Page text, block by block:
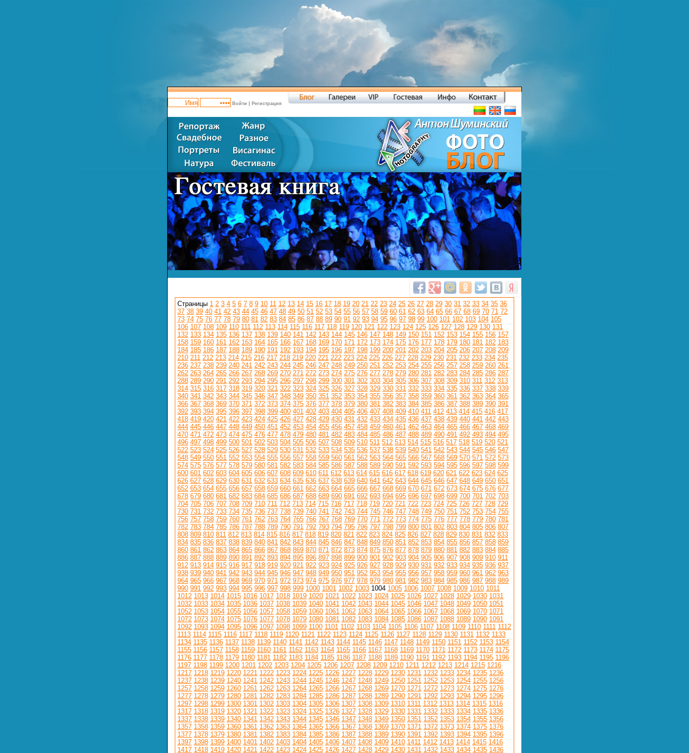
Войти Регистрация
Страницы 1 2 3 4 5 6 7 8 9 10 11 12 13 14 15 16 17 18 19 20 21 22 23 24 25 26 27 28 29 30 31 32 33 34 35 36
37 38 39 40 41 42 43 44 45 46 47 48 49 50 51 52 53 54 55 56 57 58 59 60 61 62 63 64 65 66 67 68 69 70 71 72
73 74 75 76 77 78 79 80 81 82 83 84 85 86 87 88 89 90 91 92 93 94 95 96 97 98 99 100 101 102 103 104 105
106 107 108 109 110 111 112 113 114 115 116 117 118 119 120 121 122 123 124 125 126 127 128 129 130 131
132 133 134 135 136 137 138 139 140 141 142 143 144 145 146 147 148 149 150 151 152 153 154 155 156 157
158 159 160 161 162 163 164 165 166 167 168 169 170 171 172 173 174 175 176 177 178 179 180 181 182 183
184 185 186 187 188 189 190 191 192 193 194 195 196 197 198 199 200 201 202 203 204 205 206 207 208 209
210 211 212 213 214 215 216 217 218 219 220 221 222 223 224 225 226 227 228 229 230 231 232 233 234 235
236 237 238 239 240 241 242 243 244 245 246 247 248 249 250 251 252 253 254 255 256 257 258 259 260 261
262 263 264 265 266 267 268 269 270 271 272 273 274 275 276 277 278 279 280 281 282 283 284 285 286 287
288 289 290 291 292 293 294 295 296 297 298 299 300 301 302 303 304 305 306 307 308 309 310 311 312 313
314 315 316 317 318 319 320 321 322 323 324 325 326 327 328 329 330 331 332 333 334 335 336 337 338 339
340 341 342 343 344 345 346 347 348 349 350 351 352 353 354 355 356 357 358 359 360 361 362 363 364 365
366 367 368 369 370 371 372 373 374 375 376 377 378 379 380 381 382 383 384 385 386 387 388 389 390 391
392 393 394 395 396 397 398 399 400 401 402 403 404 405 406 407 408 409 410 411 412 413 414 415 416 417
418 419 420 421 422 423 424 425 426 427 428 429 430 431 432 433 434 435 436 437 438 439 440 441 442 443
444 445 446 447 448 449 450 451 452 453 454 455 456 457 458 459 460 461 462 463 464 465 466 467 468 469
470 471 472 473 474 475 476 477 478 479 480 481 482 483 484 485 486 487 488 489 490 491 492 493 494 495
496 497 498 499 500 501 502 503 504 505 506 507 508 509 510 511 512 513 514 515 516 517 518 519 520 521
522 523 524 525 526 527 528 529 530 531 532 533 534 535 536 537 538 539 540 541 542 543 544 545 546 547
548 549 550 551 552 553 554 555 556 557 558 559 560 561 562 563 564 565 566 567 568 569 570 571 572 573
574 575 576 577 578 579 580 581 582 583 584 585 586 587 588 589 590 591 592 593 594 595 596 597 598 599
600 601 602 603 604 605 606 607 608 609 610 611 612 613 614 615 616 617 618 619 620 621 622 623 624 625
626 627 628 629 630 631 632 633 634 635 636 637 638 639 640 641 642 643 644 645 646 647 648 649 650 651
652 653 654 655 656 657 658 659 660 661 662 663 664 665 666 667 668 669 670 671 672 673 674 675 676 677
678 679 680 681 682 683 684 685 686 687 688 689 690 691 692 693 694 695 696 697 698 699 700 701 702 703
704 705 706 707 708 709 710 711 712 713 714 715 716 717 718 719 720 721 722 723 724 725 726 727 728 729
730 731 732 733 734 735 736 737 738 739 740 741 742 743 744 745 746 747 748 749 750 751 752 753 754 755
756 757 758 759 760 761 762 763 764 765 766 767 768 769 770 771 772 773 774 775 776 777 778 779 780 781
782 783 784 785 786 787 788 789 790 791 792 793 794 795 796 797 798 799 800 801 802 803 804 805 806 807
808 809 810 811 812 813 814 815 816 817 818 819 820 821 822 823 824 825 826 827 828 829 830 831 832 833
834 835 836 837 838 839 840 841 842 843 844 845 846 847 848 849 850 851 852 853 854 855 856 857 858 859
860 861 862 863 864 865 866 867 868 869 870 871 872 873 874 875 876 877 878 879 880 881 882 883 884 885
886 887 888 889 890 891 892 893 894 895 896 897 898 899 900 901 902 903 904 905 906 907 908 909 910 911
912 913 914 915 916 917 918 919 920 921 922 923 924 925 926 927 928 929 930 931 932 933 934 935 936 937
938 939 940 941 942 943 944 945 946 947 948 949 950 951 952 953 954 955 956 957 958 959 960 961 962 963
964 965 966 967 968 969 970 971 972 973 974 975 976 977 978 979 980 981 982 983 984 985 986 987 988 989
990 991 992 993 994 995 996 997 998 999 1000 1001 1002 1003 1004 1005 1006 1007 1008 1009 1010 1011
1012 1013 1014 1015 1016 1017 1018 1019 1020 1021 1022 1023 1024 1025 1026 1027 1028 1029 1030 1031
1032 1033 1034 1035 1036 1037 1038 1039 1040 1041 1042 1043 1044 1045 1046 1047 1048 1049 1050 1051
1052 1053 1054 1055 1056 1057 1058 1059 1060 1061 1062 1063 1064 1065 1066 1067 1068 1069 1070 1071
1072 1073 1074 1075 1076 1077 1078 1079 1080 1081 1082 1083 1084 1085 1086 1087 1088 1089 1090 1091
1092 1093 1094 1095 1096 1097 1098 1099 1100 1101 1102 1103 1104 1105 1106 1107 1108 1109 1110 1111 1112
1113 1114 1115 1116 1117 1118 1119 1120 1121 1122 1123 1124 1125 1126 1127 1128 1129 1130 1131 1132 1133
1134 1135 1136 1137 1138 1139 1140 1141 1142 1143 1144 1145 1146 1147 1148 1149 1150 1151 1152 1153 1154
1155 1156 1157 1158 1159 1160 1161 1162 1163 1164 1165 1166 1167 1168 1169 1170 1171 1172 1173 1174 1175
1176 1177 1178 1179 1180 1181 1182 1183 1184 1185 1186 1187 1188 1189 1190 1191 1192 1193 1194 1195 1196
1197 1198 1199 1200 1201 1202 1203 1204 1205 1206 1207 1208 1209 1210 1211 1212 1213 1214 1215 1216
1217 1218 1219 1220 1221 1222 1223 1224 1225 1226 1227 1228 1229 1230 1231 1232 1233 1234 1235 1236
1237 1238 1239 1240 1241 1242 1243 1244 1245 1246 1247 1248 1249 1250 1251 1252 1253 1254 1255 1256
1257 1258 1259 1260 1261 1262 1263 1264 1265 1266 1267 1268 1269 1270 1271 1272 1273 1274 1275 1276
1277 1278 1279 1280 1281 1282 1283 1284 1285 1286 1287 1288 1289 1290 1291 1292 1293 1294 1295 1296
1297 1298 1299 1300 1301 1302 1303 1304 1305 1306 1307 1308 1309 1310 1311 1312 1313 1314 1315 1316
1317 1318 1319 1320 1321 1322 1323 1324 1325 1326 1327 1328 1329 1330 1331 1332 1333 1334 1335 1336
1337 1338 1339 1340 1341 1342 1343 1344 1345 1346 1347 1348 1349 1350 1351 1352 1353 1354 1355 1356
1357 1358 1359 1360 1361 1362 1363 1364 1365 1366 1367 1368 1369 1370 1371 1372 1373 1374 1375 1376
1377 1378 1379 1380 1381 1382 1383 1384 1385 1386 1387 1388 1389 1390 1391 1392 1393 1394 1395 1396
1397 1398 1399 1400 1401 1402 1403 1404 1405 1406 1407 1408 1409 1410 1411 1412 1413 1414 1415 1416
1417 1418 1419 1420 1421 1422 1423 1424 1425 1426 1427 1428 1429 1430 1431 1432 1433 1434 1435 1436